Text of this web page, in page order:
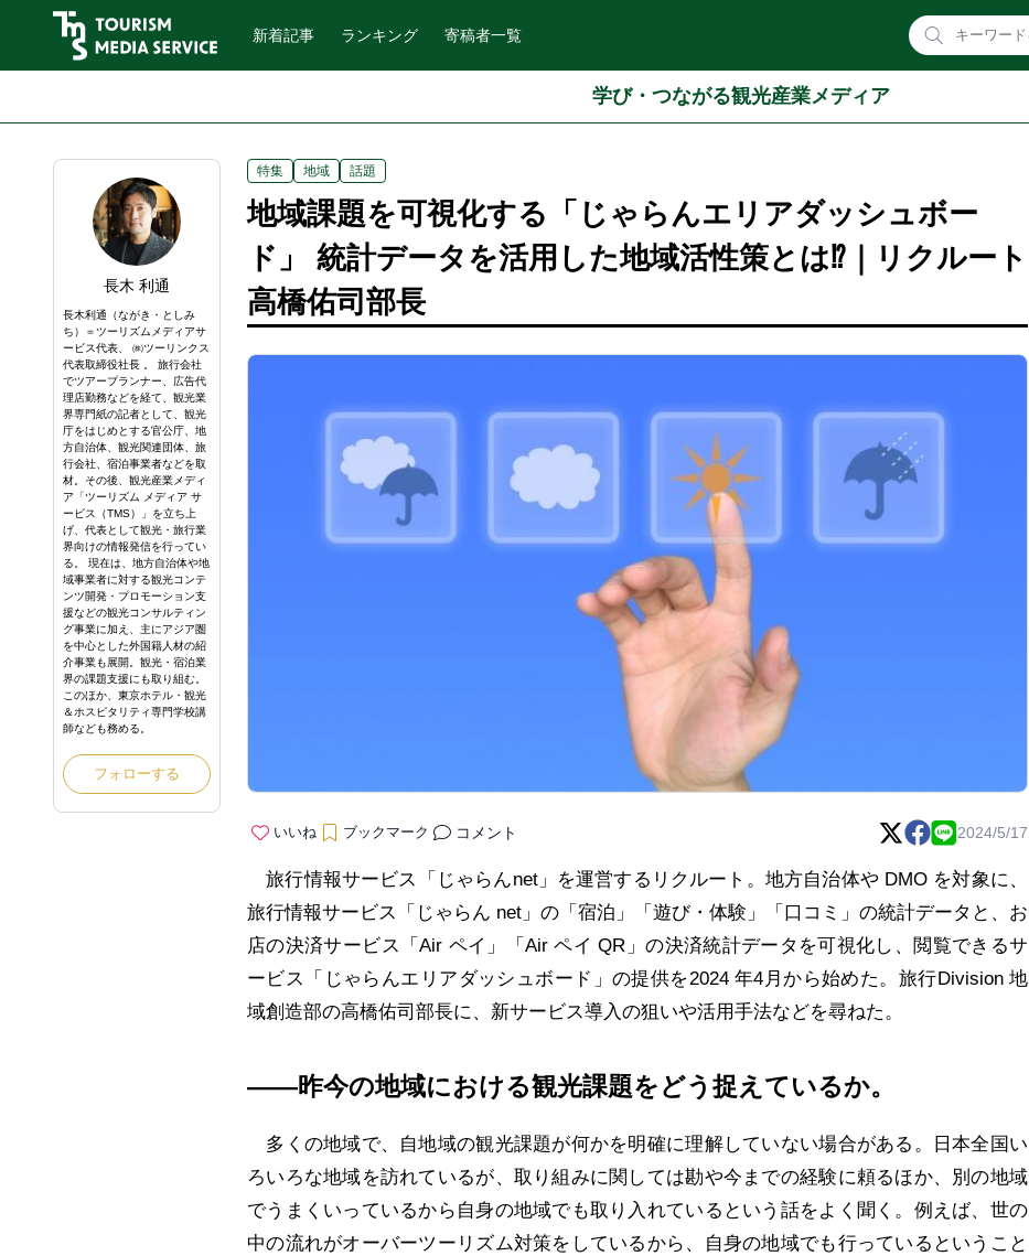
新着記事 ランキング 寄稿者一覧
学び・つながる観光産業メディア
長木 利通
長木利通（ながき・としみ
ち）＝ツーリズムメディアサ
ービス代表、 ㈱ツーリンクス
代表取締役社長 。 旅行会社
でツアープランナー、広告代
理店勤務などを経て、観光業
界専門紙の記者として、観光
庁をはじめとする官公庁、地
方自治体、観光関連団体、旅
行会社、宿泊事業者などを取
材。その後、観光産業メディ
ア「ツーリズム メディア サ
ービス（TMS）」を立ち上
げ、代表として観光・旅行業
界向けの情報発信を行ってい
る。 現在は、地方自治体や地
域事業者に対する観光コンテ
ンツ開発・プロモーション支
援などの観光コンサルティン
グ事業に加え、主にアジア圏
を中心とした外国籍人材の紹
介事業も展開。観光・宿泊業
界の課題支援にも取り組む。
このほか、東京ホテル・観光
＆ホスピタリティ専門学校講
師なども務める。
フォローする
特集 地域 話題
地域課題を可視化する「じゃらんエリアダッシュボー
ド」 統計データを活用した地域活性策とは⁉｜リクルート
高橋佑司部長
いいね ブックマーク コメント 2024/5/17
旅行情報サービス「じゃらんnet」を運営するリクルート。地方自治体や DMO を対象に、
旅行情報サービス「じゃらん net」の「宿泊」「遊び・体験」「口コミ」の統計データと、お
店の決済サービス「Air ペイ」「Air ペイ QR」の決済統計データを可視化し、閲覧できるサ
ービス「じゃらんエリアダッシュボード」の提供を2024 年4月から始めた。旅行Division 地
域創造部の高橋佑司部長に、新サービス導入の狙いや活用手法などを尋ねた。
――昨今の地域における観光課題をどう捉えているか。
多くの地域で、自地域の観光課題が何かを明確に理解していない場合がある。日本全国い
ろいろな地域を訪れているが、取り組みに関しては勘や今までの経験に頼るほか、別の地域
でうまくいっているから自身の地域でも取り入れているという話をよく聞く。例えば、世の
中の流れがオーバーツーリズム対策をしているから、自身の地域でも行っているということ